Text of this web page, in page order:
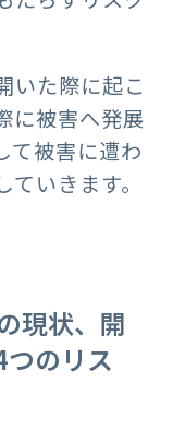
いた際に起こ
に被害へ発展
て被害に遭わ
いきます。
現状、開
のリス